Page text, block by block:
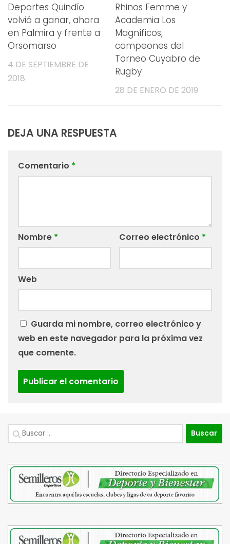
Deportes Quindío
volvió a ganar, ahora
en Palmira y frente a
Orsomarso
4 DE SEPTIEMBRE DE
2018
Rhinos Femme y
Academia Los
Magníficos,
campeones del
Torneo Cuyabro de
Rugby
28 DE ENERO DE 2019
DEJA UNA RESPUESTA
Comentario *
Nombre * Correo electrónico *
Web
Guarda mi nombre, correo electrónico y
web en este navegador para la próxima vez
que comente.
Buscar: